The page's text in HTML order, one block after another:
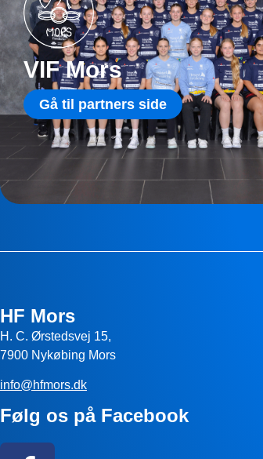
VIF Mors
Gå til partners side
HF Mors
H. C. Ørstedsvej 15,
7900 Nykøbing Mors
info@hfmors.dk
Følg os på Facebook